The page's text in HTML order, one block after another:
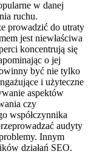
w danej
ruchu.
prowadzić do utraty
jest niewłaściwa
koncentrują się
o jej
być nie tylko
i użyteczne
aspektów
czy
współczynnika
audyty
Innym
działań SEO.